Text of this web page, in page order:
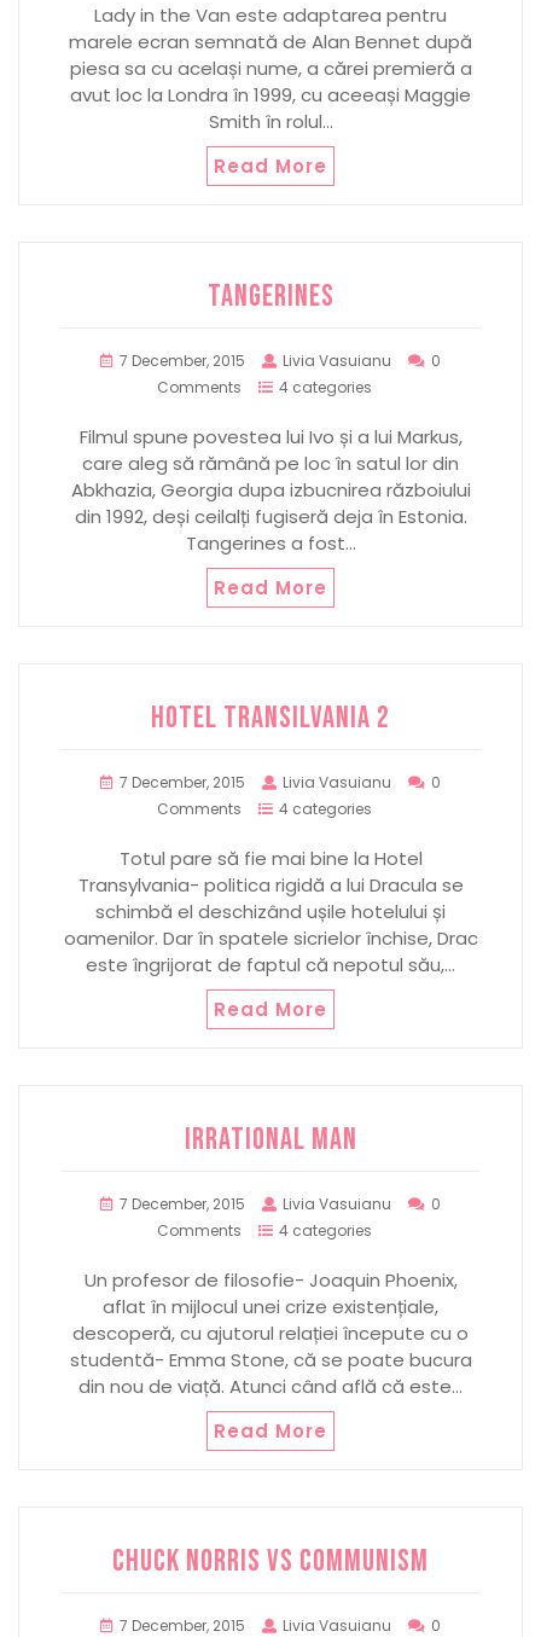
Lady in the Van este adaptarea pentru
marele ecran semnată de Alan Bennet după
piesa sa cu același nume, a cărei premieră a
avut loc la Londra în 1999, cu aceeași Maggie
Smith în rolul…
Read More
TANGERINES
7 December, 2015 Livia Vasuianu
0
Comments
4 categories
Filmul spune povestea lui Ivo și a lui Markus,
care aleg să rămână pe loc în satul lor din
Abkhazia, Georgia dupa izbucnirea războiului
din 1992, deși ceilalți fugiseră deja în Estonia.
Tangerines a fost…
Read More
HOTEL TRANSILVANIA 2
7 December, 2015 Livia Vasuianu
0
Comments
4 categories
Totul pare să fie mai bine la Hotel
Transylvania- politica rigidă a lui Dracula se
schimbă el deschizând ușile hotelului și
oamenilor. Dar în spatele sicrielor închise, Drac
este îngrijorat de faptul că nepotul său,…
Read More
IRRATIONAL MAN
7 December, 2015 Livia Vasuianu
0
Comments
4 categories
Un profesor de filosofie- Joaquin Phoenix,
aflat în mijlocul unei crize existențiale,
descoperă, cu ajutorul relației începute cu o
studentă- Emma Stone, că se poate bucura
din nou de viață. Atunci când află că este…
Read More
CHUCK NORRIS VS COMMUNISM
7 December, 2015 Livia Vasuianu
0